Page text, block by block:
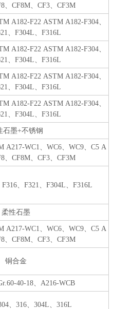
、CF8M、CF3、CF3M
A182-F22 ASTM A182-F304、
、F304L、F316L
A182-F22 ASTM A182-F304、
、F304L、F316L
A182-F22 ASTM A182-F304、
、F304L、F316L
A182-F22 ASTM A182-F304、
、F304L、F316L
石墨+不锈钢
A217-WC1、WC6、WC9、C5 A
、CF8M、CF3、CF3M
、F321、F304L、F316L
柔性石墨
A217-WC1、WC6、WC9、C5 A
、CF8M、CF3、CF3M
铜合金
40-18、A216-WCB
、316、304L、316L